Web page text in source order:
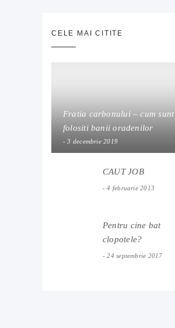
CELE MAI CITITE
Fratia carbonului – cum sunt
folositi banii oradenilor
3 decembrie 2019
CAUT JOB
4 februarie 2013
Pentru cine bat
clopotele?
24 septembrie 2017